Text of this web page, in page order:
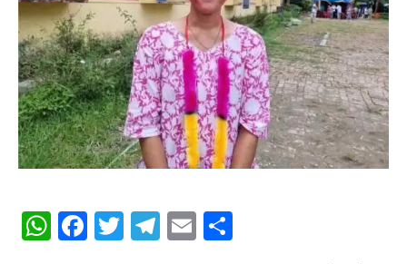
WhatsApp
Facebook
Twitter
Telegram
Email